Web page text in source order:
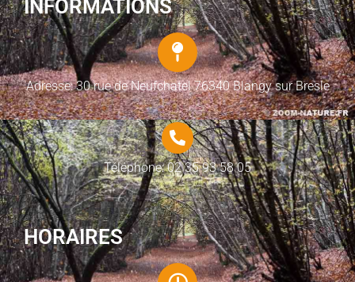
INFORMATIONS
Adresse: 30 rue de Neufchatel 76340 Blangy sur Bresle
Téléphone: 02 35 93 58 05
HORAIRES